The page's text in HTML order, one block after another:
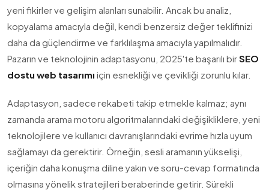
yeni fikirler ve gelişim alanları sunabilir. Ancak bu analiz,
kopyalama amacıyla değil, kendi benzersiz değer teklifinizi
daha da güçlendirme ve farklılaşma amacıyla yapılmalıdır.
Pazarın ve teknolojinin adaptasyonu, 2025'te başarılı birSEO
dostu web tasarımı için esnekliği ve çevikliği zorunlu kılar.
Adaptasyon, sadece rekabeti takip etmekle kalmaz; aynı
zamanda arama motoru algoritmalarındaki değişikliklere, yeni
teknolojilere ve kullanıcı davranışlarındaki evrime hızla uyum
sağlamayı da gerektirir. Örneğin, sesli aramanın yükselişi,
içeriğin daha konuşma diline yakın ve soru-cevap formatında
olmasına yönelik stratejileri beraberinde getirir. Sürekli